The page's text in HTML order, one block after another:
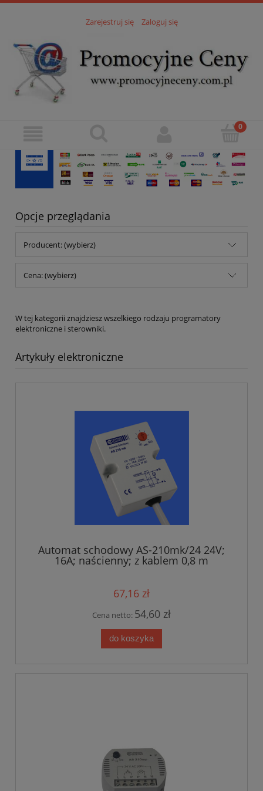
Zarejestruj się Zaloguj się
Opcje przeglądania
Producent: (wybierz)
Cena: (wybierz)
W tej kategorii znajdziesz wszelkiego rodzaju programatory
elektroniczne i sterowniki.
Artykuły elektroniczne
Automat schodowy AS-210mk/24 24V;
16A; naścienny; z kablem 0,8 m
67,16 zł
Cena netto: 54,60 zł
do koszyka